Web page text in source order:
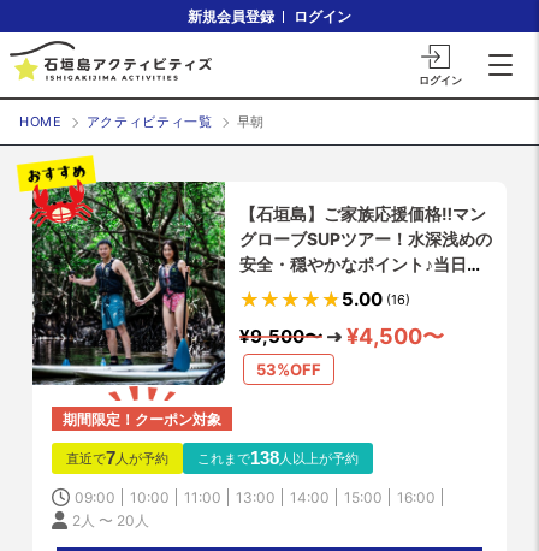
新規会員登録 ログイン
ログイン
HOME アクティビティ一覧 早朝
【石垣島】ご家族応援価格‼️マン
グローブSUPツアー！水深浅めの
安全・穏やかなポイント♪当日予
約OK！石垣島の亜熱帯ならでは
中上陸し探索付き♪
5.00 (16)
¥9,500〜 ¥4,500〜
53%OFF
期間限定！クーポン対象
直近で7人が予約 これまで138人以上が予約
09:00 10:00 11:00 13:00 14:00 15:00
16:00
2人 〜 20人